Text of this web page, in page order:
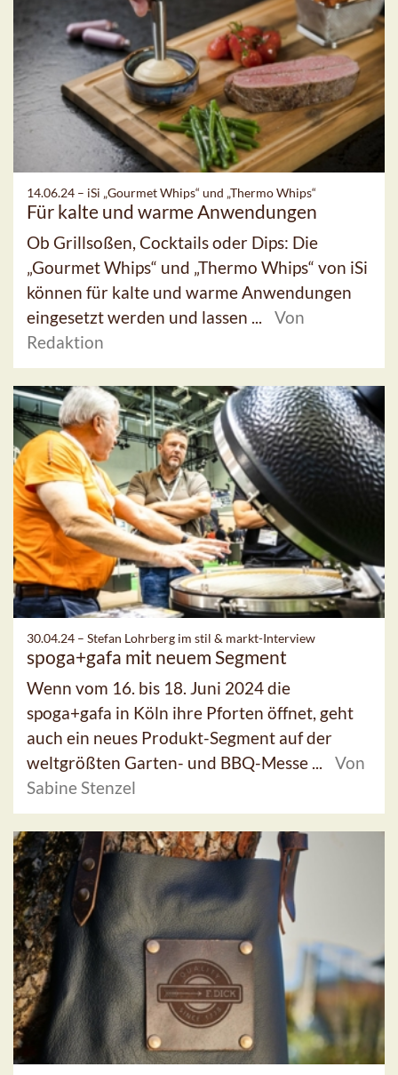
14.06.24 – iSi „Gourmet Whips“ und „Thermo Whips“
Für kalte und warme Anwendungen
Ob Grillsoßen, Cocktails oder Dips: Die
„Gourmet Whips“ und „Thermo Whips“ von iSi
können für kalte und warme Anwendungen
eingesetzt werden und lassen ...
Von
Redaktion
30.04.24 – Stefan Lohrberg im stil & markt-Interview
spoga+gafa mit neuem Segment
Wenn vom 16. bis 18. Juni 2024 die
spoga+gafa in Köln ihre Pforten öffnet, geht
auch ein neues Produkt-Segment auf der
weltgrößten Garten- und BBQ-Messe ...
Von
Sabine Stenzel